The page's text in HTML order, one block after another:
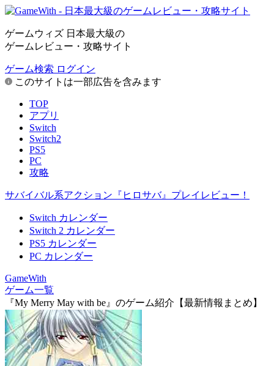
ゲームウィズ 日本最大級の
ゲームレビュー・攻略サイト
ゲーム検索 ログイン
このサイトは一部広告を含みます
TOP
アプリ
Switch
Switch2
PS5
PC
攻略
サバイバル系アクション『ヒロサバ』プレイレビュー！
Switch カレンダー
Switch 2 カレンダー
PS5 カレンダー
PC カレンダー
GameWith
ゲーム一覧
『My Merry May with be』のゲーム紹介【最新情報まとめ】